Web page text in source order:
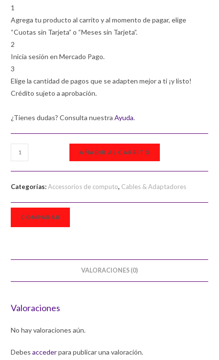
1
Agrega tu producto al carrito y al momento de pagar, elige
“Cuotas sin Tarjeta” o “Meses sin Tarjeta”.
2
Inicia sesión en Mercado Pago.
3
Elige la cantidad de pagos que se adapten mejor a ti ¡y listo!
Crédito sujeto a aprobación.
¿Tienes dudas? Consulta nuestraAyuda.
Cable
HDMI
Manhattan
4K
mts.
AÑADIR AL CARRITO
Categorías:Accessorios de computo, Cables & Adaptadores
COMPARAR
VALORACIONES (0)
Valoraciones
No hay valoraciones aún.
Debesaccederpara publicar una valoración.